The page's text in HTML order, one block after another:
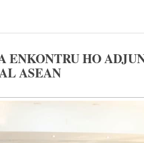
ENKONTRU HO
ASEAN